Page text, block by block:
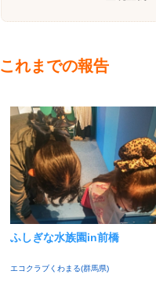
これまでの報告
ふしぎな水族園in前橋
エコクラブくわまる(群馬県)